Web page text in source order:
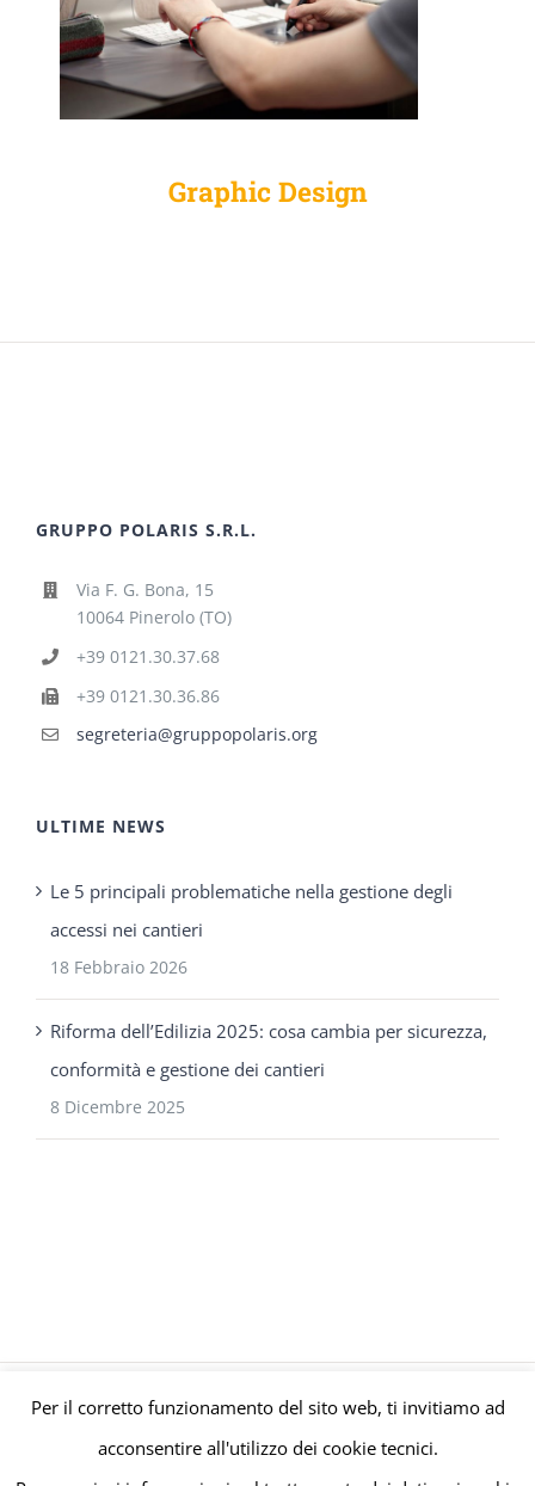
Graphic Design
GRUPPO POLARIS S.R.L.
Via F. G. Bona, 15
10064 Pinerolo (TO)
+39 0121.30.37.68
+39 0121.30.36.86
segreteria@gruppopolaris.org
ULTIME NEWS
Le 5 principali problematiche nella gestione degli
accessi nei cantieri
18 Febbraio 2026
Riforma dell’Edilizia 2025: cosa cambia per sicurezza,
conformità e gestione dei cantieri
8 Dicembre 2025
© Gruppo Polaris P.IVA C.F. Iscriz. CCIAA 08671820010 |Privacy e
Cookie Policy | Powered bymeltingmedia.it
Per il corretto funzionamento del sito web, ti invitiamo ad
acconsentire all'utilizzo dei cookie tecnici.